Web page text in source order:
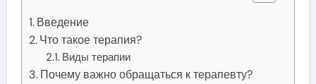
Введение
Что такое терапия?
Виды терапии
Почему важно обращаться к терапевту?